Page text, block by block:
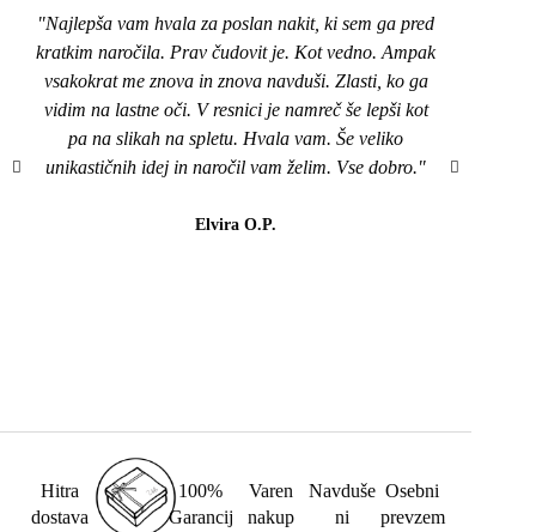
"Najlepša vam hvala za poslan nakit, ki sem ga pred
kratkim naročila. Prav čudovit je. Kot vedno. Ampak
vsakokrat me znova in znova navduši. Zlasti, ko ga
vidim na lastne oči. V resnici je namreč še lepši kot
pa na slikah na spletu. Hvala vam. Še veliko
unikastičnih idej in naročil vam želim. Vse dobro."
Elvira O.P.
Hitra
dostava
100%
Garancij
Varen
nakup
Navduše
ni
Osebni
prevzem